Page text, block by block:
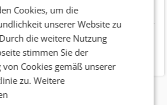
aktualisierer.net
Cookies, um die
unserer Website zu
die weitere Nutzung
stimmen Sie der
Cookies gemäß unserer
zu.Weitere